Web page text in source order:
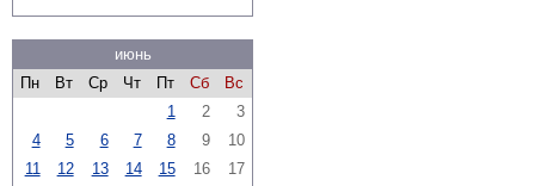
июнь
Пн
Вт Ср Чт Пт Сб
Вс
1
2
3
4
5 6 7 8 9
10
11
12 13 14 15 16
17